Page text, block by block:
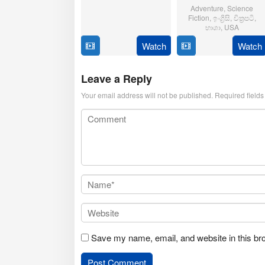
Watch
Adventure Science
Fiction ඉංග්‍රිසි චිත්‍රපටි
භාශා, USA
Jul
Matt
Shakman
Watch
Leave a Reply
Your email address will not be published. Required
Save my name, email, and website in this